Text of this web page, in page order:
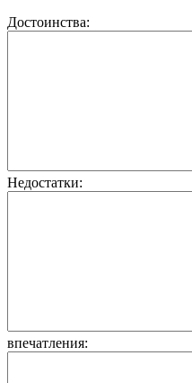
Достоинства:
Недостатки:
впечатления: